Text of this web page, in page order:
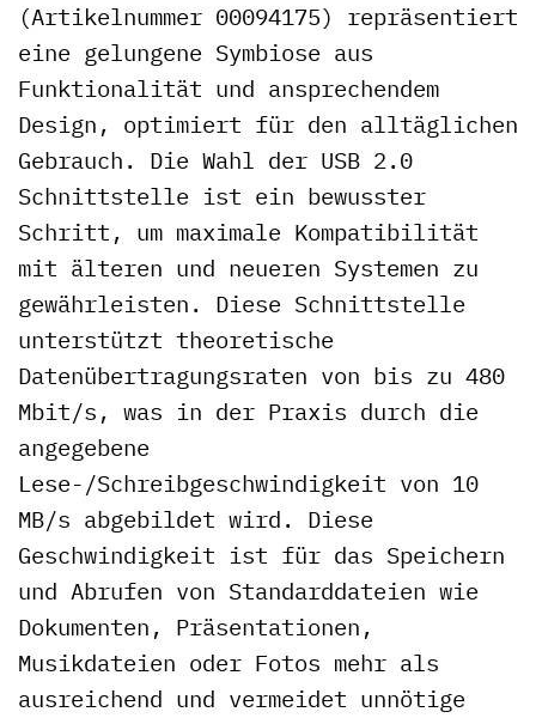
(Artikelnummer 00094175) repräsentiert
eine gelungene Symbiose aus
Funktionalität und ansprechendem
Design, optimiert für den alltäglichen
Gebrauch. Die Wahl der USB 2.0
Schnittstelle ist ein bewusster
Schritt, um maximale Kompatibilität
mit älteren und neueren Systemen zu
gewährleisten. Diese Schnittstelle
unterstützt theoretische
Datenübertragungsraten von bis zu 480
Mbit/s, was in der Praxis durch die
angegebene
Lese-/Schreibgeschwindigkeit von 10
MB/s abgebildet wird. Diese
Geschwindigkeit ist für das Speichern
und Abrufen von Standarddateien wie
Dokumenten, Präsentationen,
Musikdateien oder Fotos mehr als
ausreichend und vermeidet unnötige